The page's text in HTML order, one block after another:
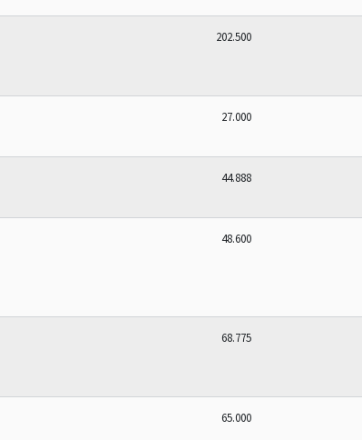
202.500
27.000
44.888
48.600
68.775
65.000